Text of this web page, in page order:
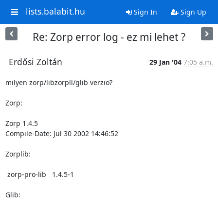
lists.balabit.hu Sign In Sign Up
Re: Zorp error log - ez mi lehet ?
Erdősi Zoltán 29 Jan '04 7:05 a.m.
milyen zorp/libzorpll/glib verzio?
Zorp:
Zorp 1.4.5
Compile-Date: Jul 30 2002 14:46:52
Zorplib:
Glib: